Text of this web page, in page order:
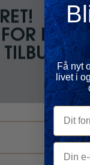
Dansk
og
DE
TILBUD
Få nyt
livet i
Dit
Din e-